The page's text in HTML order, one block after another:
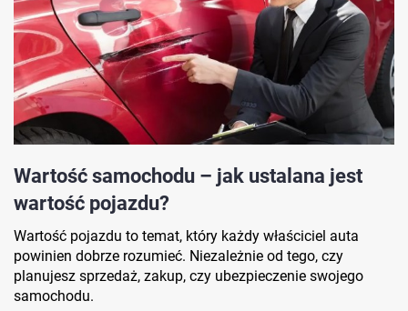
Wartość samochodu – jak ustalana jest
wartość pojazdu?
Wartość pojazdu to temat, który każdy właściciel auta
powinien dobrze rozumieć. Niezależnie od tego, czy
planujesz sprzedaż, zakup, czy ubezpieczenie swojego
samochodu.